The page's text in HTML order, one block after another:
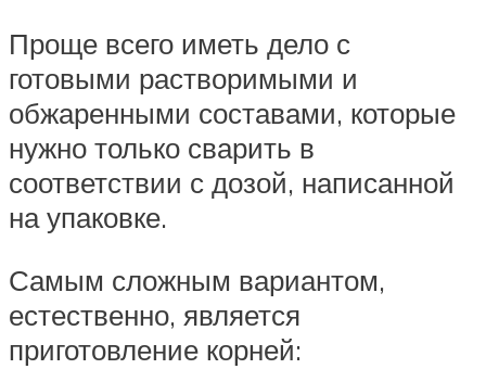
Проще всего иметь дело с
готовыми растворимыми и
обжаренными составами, которые
нужно только сварить в
соответствии с дозой, написанной
на упаковке.
Самым сложным вариантом,
естественно, является
приготовление корней: